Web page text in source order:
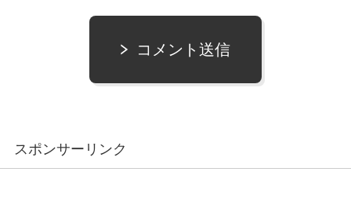
コメント送信
スポンサーリンク